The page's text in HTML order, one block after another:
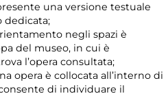
una versione testuale
dedicata;
negli spazi è
del museo, in cui è
l’opera consultata;
opera è collocata all’interno di
di individuare il